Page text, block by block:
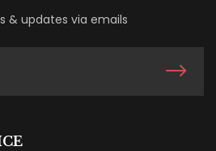
& updates via emails